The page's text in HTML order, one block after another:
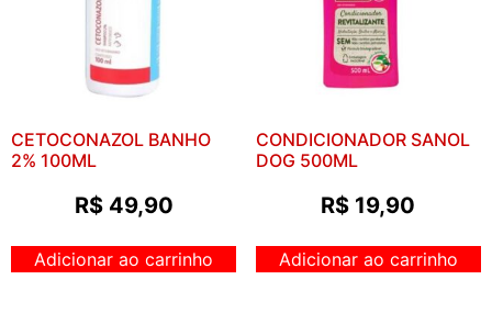
CETOCONAZOL BANHO
2% 100ML
R$49,90
Adicionar ao carrinho
CONDICIONADOR SANOL
DOG 500ML
R$ 19,90
Adicionar ao carrinho